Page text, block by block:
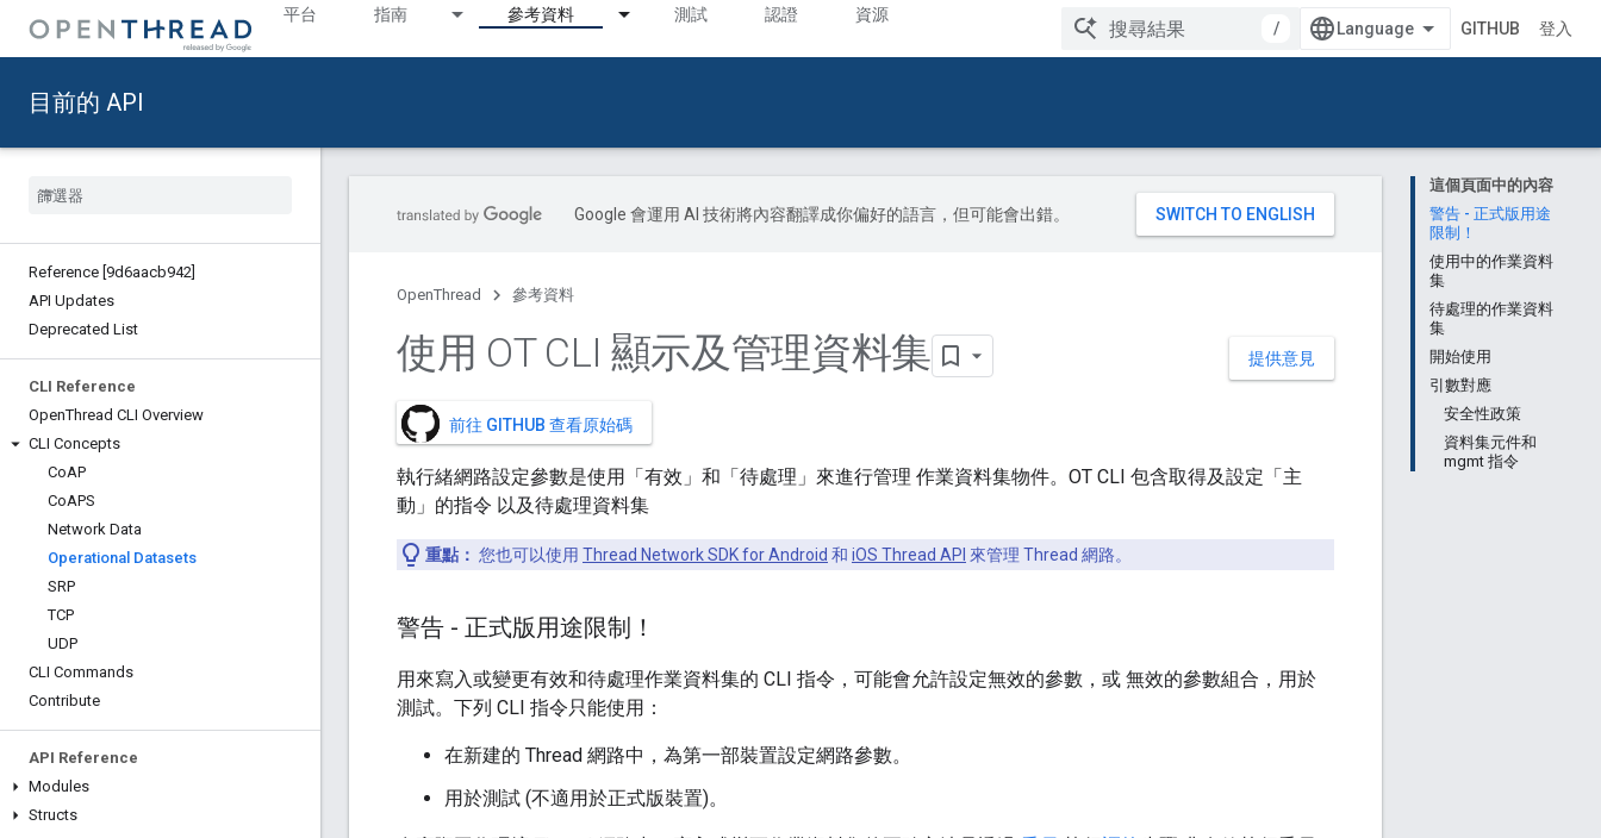
平台 指南 參考資料 測試 認證 資源
/ GITHUB 登入
目前的 API
Reference [9d6aacb942]
API Updates
Deprecated List
CLI Reference
OpenThread CLI Overview
CLI Concepts
CoAP
CoAPS
Network Data
Operational Datasets
SRP
TCP
UDP
CLI Commands
Contribute
API Reference
Modules
Structs
這個頁面中的內容
警告 - 正式版用途
限制！
使用中的作業資料
集
待處理的作業資料
集
開始使用
引數對應
安全性政策
資料集元件和
mgmt 指令
Google 會運用 AI 技術將內容翻譯成你偏好的語言，但可能會出錯。
OpenThread 參考資料
提供意見
使用 OT CLI 顯示及管理資料集
前往 GITHUB 查看原始碼
執行緒網路設定參數是使用「有效」和「待處理」來進行管理 作業資料集物件。OT CLI 包含取得及設定「主
動」的指令 以及待處理資料集
重點： 您也可以使用 Thread Network SDK for Android 和 iOS Thread API 來管理 Thread 網路。
警告 - 正式版用途限制！
用來寫入或變更有效和待處理作業資料集的 CLI 指令，可能會允許設定無效的參數，或 無效的參數組合，用於
測試。下列 CLI 指令只能使用：
在新建的 Thread 網路中，為第一部裝置設定網路參數。
用於測試 (不適用於正式版裝置)。